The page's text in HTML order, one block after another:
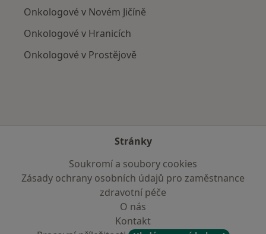
Onkologové v Novém Jičíně
Onkologové v Hranicích
Onkologové v Prostějově
Stránky
Soukromí a soubory cookies
Zásady ochrany osobních údajů pro zaměstnance
zdravotní péče
O nás
Kontakt